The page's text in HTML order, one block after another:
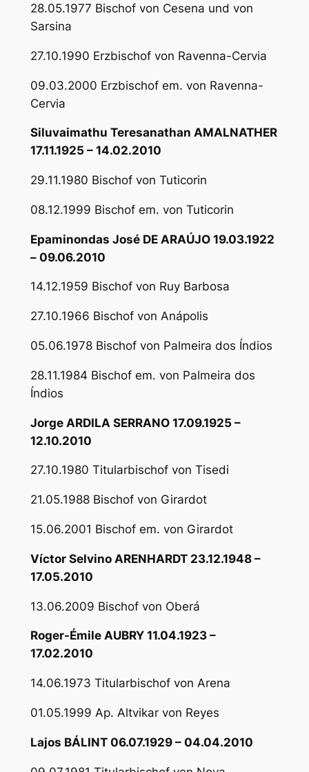
28.05.1977 Bischof von Cesena und von
Sarsina
27.10.1990 Erzbischof von Ravenna-Cervia
09.03.2000 Erzbischof em. von Ravenna-
Cervia
Siluvaimathu Teresanathan AMALNATHER
17.11.1925 – 14.02.2010
29.11.1980 Bischof von Tuticorin
08.12.1999 Bischof em. von Tuticorin
Epaminondas José DE ARAÚJO 19.03.1922
– 09.06.2010
14.12.1959 Bischof von Ruy Barbosa
27.10.1966 Bischof von Anápolis
05.06.1978 Bischof von Palmeira dos Índios
28.11.1984 Bischof em. von Palmeira dos
Índios
Jorge ARDILA SERRANO 17.09.1925 –
12.10.2010
27.10.1980 Titularbischof von Tisedi
21.05.1988 Bischof von Girardot
15.06.2001 Bischof em. von Girardot
Víctor Selvino ARENHARDT 23.12.1948 –
17.05.2010
13.06.2009 Bischof von Oberá
Roger-Émile AUBRY 11.04.1923 –
17.02.2010
14.06.1973 Titularbischof von Arena
01.05.1999 Ap. Altvikar von Reyes
Lajos BÁLINT 06.07.1929 – 04.04.2010